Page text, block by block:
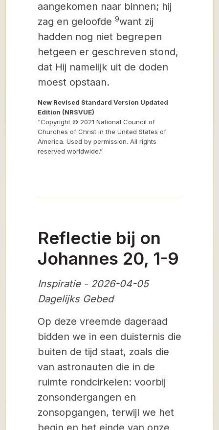
aangekomen naar binnen; hij
zag en geloofde 9want zij
hadden nog niet begrepen
hetgeen er geschreven stond,
dat Hij namelijk uit de doden
moest opstaan.
New Revised Standard Version Updated
Edition (NRSVUE)
“Copyright © 2021 National Council of
Churches of Christ in the United States of
America. Used by permission. All rights
reserved worldwide.”
Reflectie bij on
Johannes 20, 1-9
Inspiratie - 2026-04-05
Dagelijks Gebed
Op deze vreemde dageraad
bidden we in een duisternis die
buiten de tijd staat, zoals die
van astronauten die in de
ruimte rondcirkelen: voorbij
zonsondergangen en
zonsopgangen, terwijl we het
begin en het einde van onze